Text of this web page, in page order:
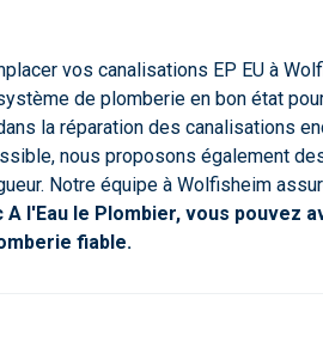
vos canalisations EP EU à
de plomberie en bon état
la réparation des canalisations
nous proposons également
Notre équipe à Wolfisheim
A l'Eau le Plombier, vous pouvez
fiable.